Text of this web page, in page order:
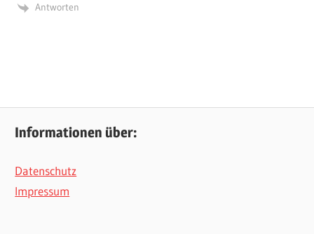
Antworten
Informationen über:
Datenschutz
Impressum